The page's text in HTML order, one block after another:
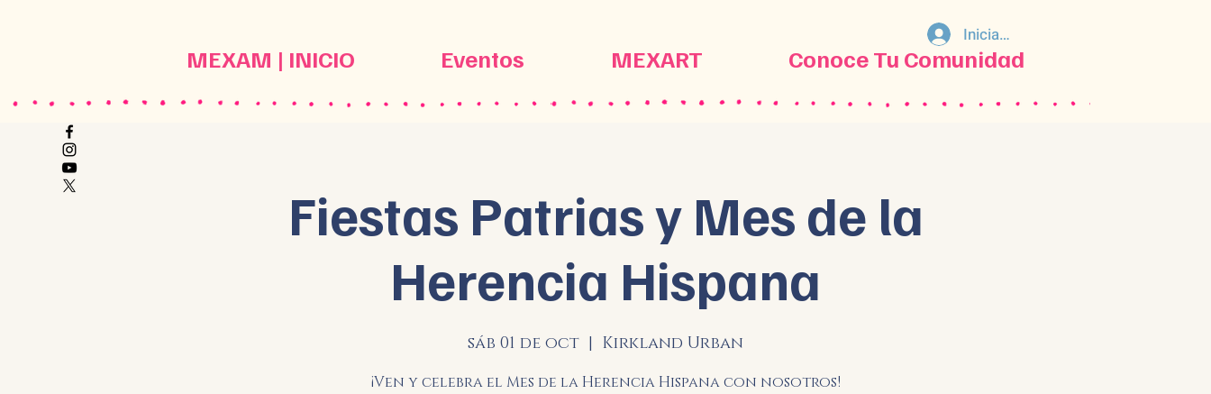
MEXAM | INICIO Eventos MEXART Conoce Tu Comunidad
Iniciar sesión
Fiestas Patrias y Mes de la
Herencia Hispana
sáb 01 de oct
  |
Kirkland Urban
¡Ven y celebra el Mes de la Herencia Hispana con nosotros!